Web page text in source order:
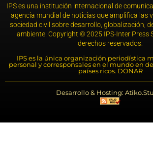
IPS es una institución internacional de
agencia mundial de noticias que amplifica las
sociedad civil sobre desarrollo, globalización,
ambiente. Copyright © 2025 IPS-Inter Press
derechos reservados.
IPS es la única organización periodística
personal y corresponsales en el mundo en
países ricos. DONAR
Desarrollo & Hosting: